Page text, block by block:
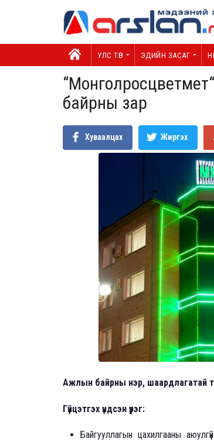
УЛС ТӨР ЭДИЙН ЗАСАГ
байрны зар
Хуваалцах Жиргэх
Ажлын байрны нэр, шаардлагатай
Гүйцэтгэх үндсэн үүрэг:
Байгууллагын цахилгааны